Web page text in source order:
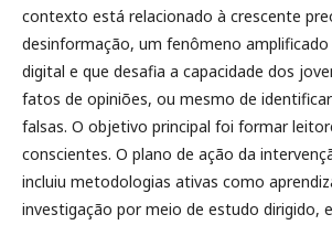
contexto está relacionado à crescente
desinformação, um fenômeno amplificado
digital e que desafia a capacidade dos
fatos de opiniões, ou mesmo de
falsas. O objetivo principal foi formar
conscientes. O plano de ação da
incluiu metodologias ativas como
investigação por meio de estudo dirigido,